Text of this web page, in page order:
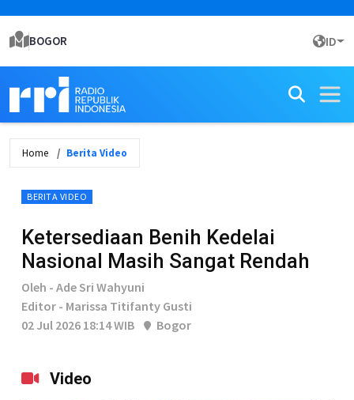
BOGOR ID
Home Berita Video
BERITA VIDEO
Ketersediaan Benih Kedelai
Nasional Masih Sangat Rendah
Oleh - Ade Sri Wahyuni
Editor - Marissa Titifanty Gusti
02 Jul 2026 18:14 WIB
Bogor
Video